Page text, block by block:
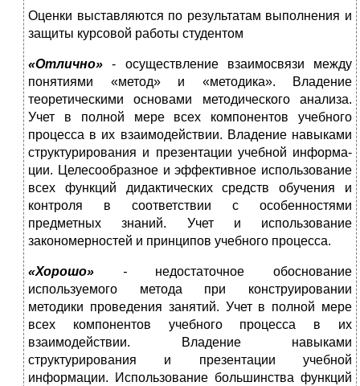
Оценки выставляются по результатам выполнения и
защиты курсовой работы студентом
«Отлично»- осуществление взаимосвязи между
понятиями «метод» и «методика». Владение
теоретическими основами методического анализа.
Учет в полной мере всех компонентов учебного
процесса в их взаимодейст­вии. Владение навыками
структурирования и презентации учебной информа­
ции. Целесообразное и эффективное использование
всех функций дидактических средств обучения и
контроля в соответствии с особенностями
предметных знаний. Учет и использование
закономерностей и принципов учебного процесса.
«Хорошо» - недостаточное обоснование
используемого метода при конструировании
методики проведения занятий. Учет в полной мере
всех компонентов учебного процесса в их
взаимодействии. Владение навыками
структурирования и презентации учебной
информации. Использование большинства функций